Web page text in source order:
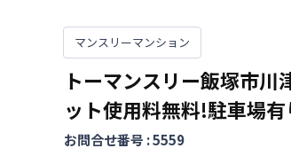
マンスリーマンション
トーマンスリー飯塚市
ット使用料無料!駐車場
お問合せ番号 :5559